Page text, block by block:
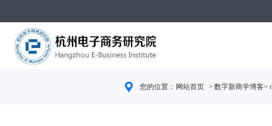
您的位置： 网站首页 > 数字新商学博客>